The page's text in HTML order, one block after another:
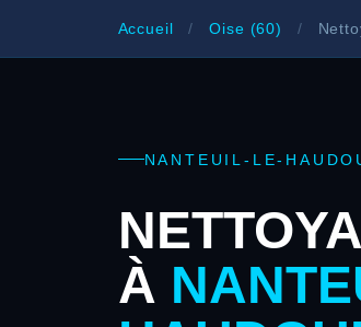
Accueil / Oise (60) /
NANTEUIL-LE-
À